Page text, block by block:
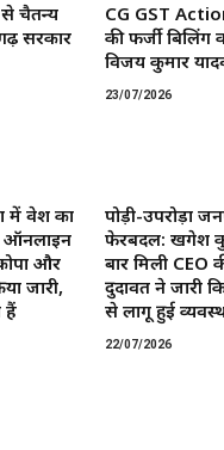
से चैतन्य
सरकार
CG GST
की फर्जी
विजय कुमार
23/07/2026
प्रवेश का
ऑनलाइन
और
जारी,
हैं
पोड़ी-उपरोड़ा
फेरबदल: खगेश
बार मिली
दुदावत ने जारी
से लागू हुई
22/07/2026